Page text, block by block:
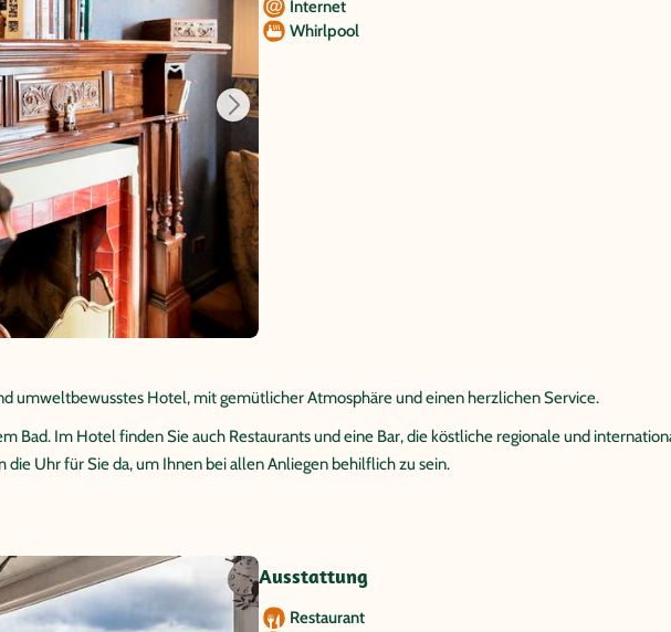
Internet
Whirlpool
umweltbewusstes Hotel, mit gemütlicher Atmosphäre und einen herzlichen Service.
Bad. Im Hotel finden Sie auch Restaurants und eine Bar, die köstliche regionale und
Uhr für Sie da, um Ihnen bei allen Anliegen behilflich zu sein.
Ausstattung
Restaurant